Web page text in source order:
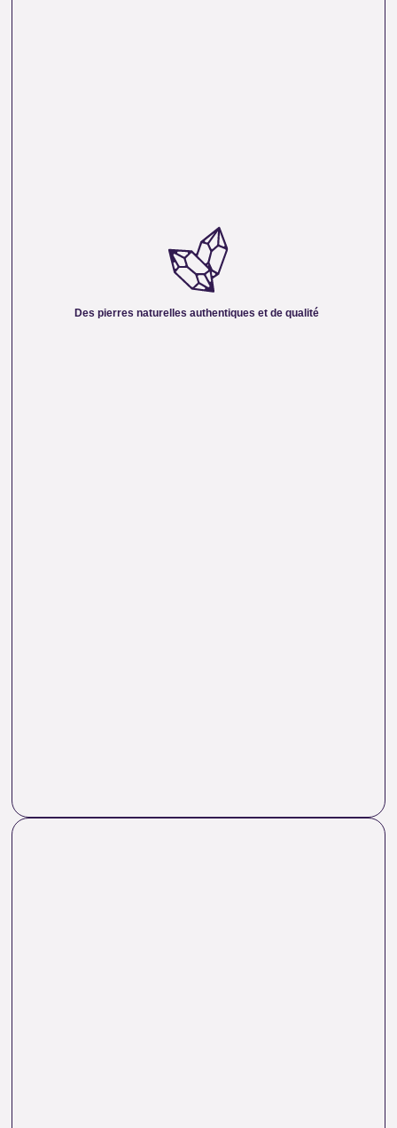
Des pierres naturelles authentiques et de qualité
Nous sélectionnons rigoureusement nos minéraux pour
vous offrir des pierres 100 % naturelles, non traitées et
sa beauté, sa vibration et son authenticité afin de vous